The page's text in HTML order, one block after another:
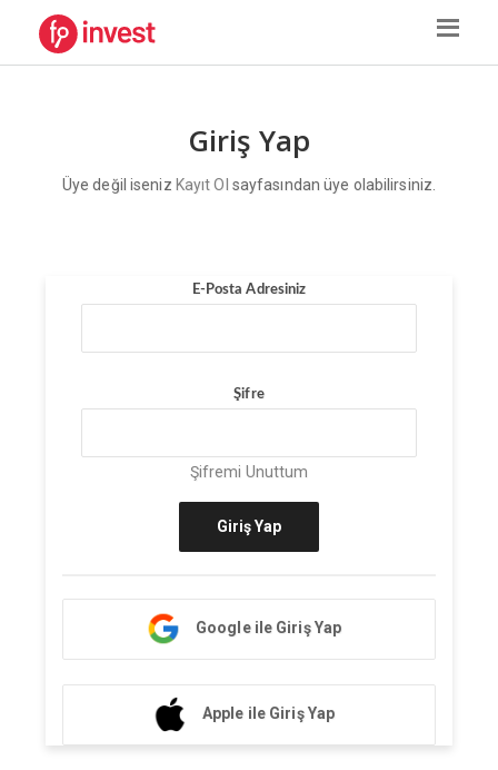
Giriş Yap
Üye değil iseniz Kayıt Ol sayfasından üye olabilirsiniz.
E-Posta Adresiniz
Şifre
Şifremi Unuttum
Giriş Yap
Google ile Giriş Yap
Apple ile Giriş Yap